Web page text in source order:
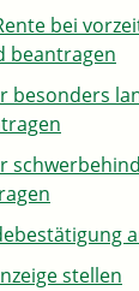
bei
beantragen
besonders
stellen